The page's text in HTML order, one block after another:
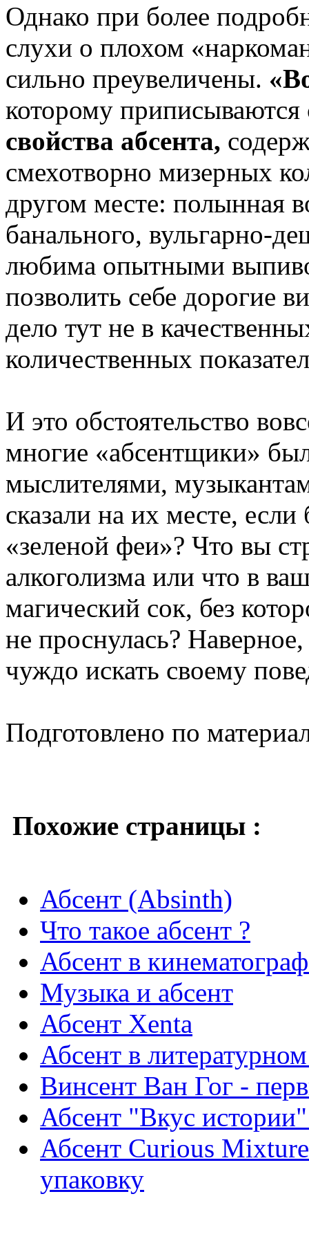
Однако при более
слухи о плохом
сильно преувеличены.
которому
свойства абсента,
смехотворно мизерных
другом месте: полынная
банального, вульгарно-
любима опытными
позволить себе дорогие
дело тут не в
количественных
И это обстоятельство
многие «абсентщики»
мыслителями,
сказали на их месте,
«зеленой феи»? Что вы
алкоголизма или что в
магический сок, без
не проснулась?
чуждо искать своему
Подготовлено по
Похожие страницы :
Абсент (Absinth)
Что такое абсент ?
Абсент в
Музыка и абсент
Абсент Xenta
Абсент в
Винсент Ван Гог -
Абсент "Вкус
Абсент Curious
упаковку